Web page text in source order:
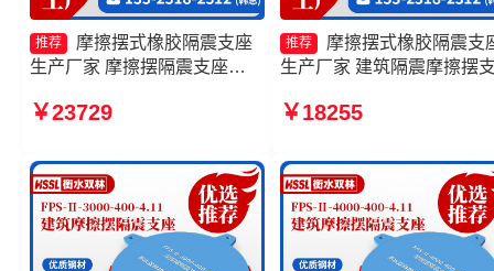
推荐
摩擦摆式橡胶隔震支座
生产厂家 摩擦摆隔震支座
家 摩擦摆隔震支座FPSII-
支座
￥23729
推荐
摩擦摆式橡胶隔震支
生产厂家 建筑隔震摩擦摆
400-4.11厂家 隔震支座摩
￥18255